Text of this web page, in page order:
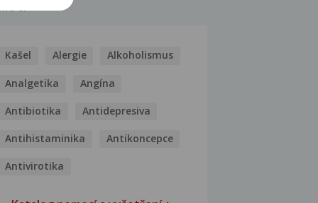
Kašel Alergie Alkoholismus
Analgetika Angína
Antibiotika Antidepresiva
Antihistaminika Antikoncepce
Antivirotika